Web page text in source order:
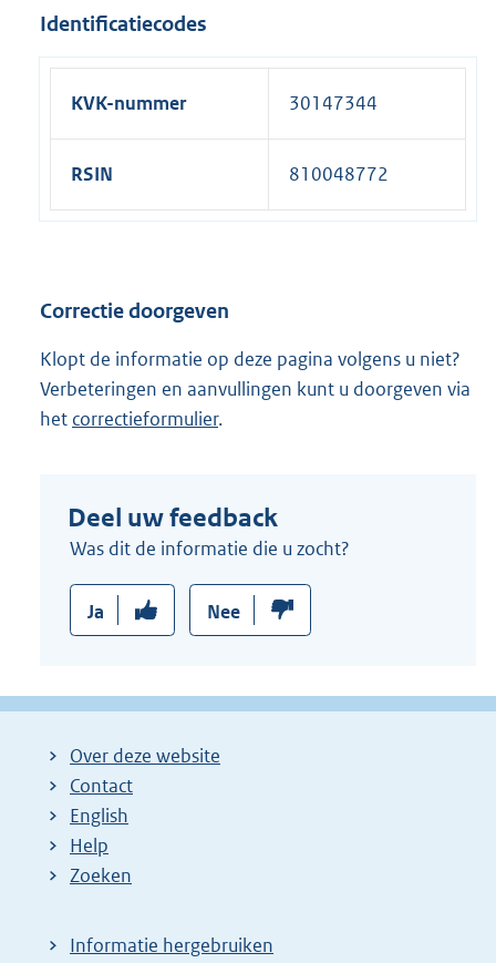
Identificatiecodes
KVK-nummer 30147344
RSIN 810048772
Correctie doorgeven
Klopt de informatie op deze pagina volgens u niet?
Verbeteringen en aanvullingen kunt u doorgeven via
het correctieformulier.
Deel uw feedback
Was dit de informatie die u zocht?
Ja Nee
Over deze website
Contact
English
Help
Zoeken
Informatie hergebruiken